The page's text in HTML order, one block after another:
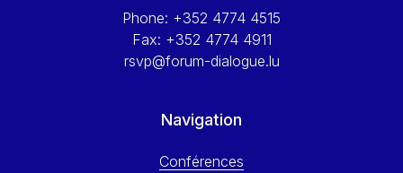
Phone: +352 4774 4515
Fax: +352 4774 4911
rsvp@forum-dialogue.lu
Navigation
Conférences